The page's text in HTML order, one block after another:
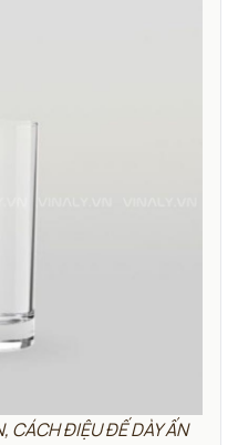
CÁCH ĐIỆU ĐẾ DÀY ẤN